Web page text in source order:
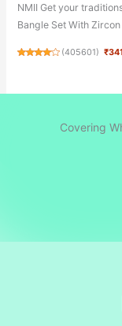
NMII Get your
Bangle Set With
(405601)
Covering